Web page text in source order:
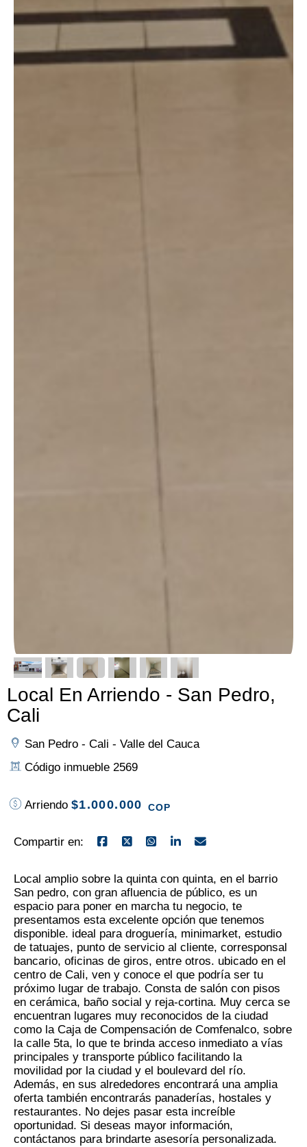
Local En Arriendo - San Pedro,
Cali
San Pedro - Cali - Valle del Cauca
Código inmueble 2569
Arriendo $1.000.000 COP
Compartir en:
Local amplio sobre la quinta con quinta, en el barrio
San pedro, con gran afluencia de público, es un
espacio para poner en marcha tu negocio, te
presentamos esta excelente opción que tenemos
disponible. ideal para droguería, minimarket, estudio
de tatuajes, punto de servicio al cliente, corresponsal
bancario, oficinas de giros, entre otros. ubicado en el
centro de Cali, ven y conoce el que podría ser tu
próximo lugar de trabajo. Consta de salón con pisos
en cerámica, baño social y reja-cortina. Muy cerca se
encuentran lugares muy reconocidos de la ciudad
como la Caja de Compensación de Comfenalco, sobre
la calle 5ta, lo que te brinda acceso inmediato a vías
principales y transporte público facilitando la
movilidad por la ciudad y el boulevard del río.
Además, en sus alrededores encontrará una amplia
oferta también encontrarás panaderías, hostales y
restaurantes. No dejes pasar esta increíble
oportunidad. Si deseas mayor información,
contáctanos para brindarte asesoría personalizada.